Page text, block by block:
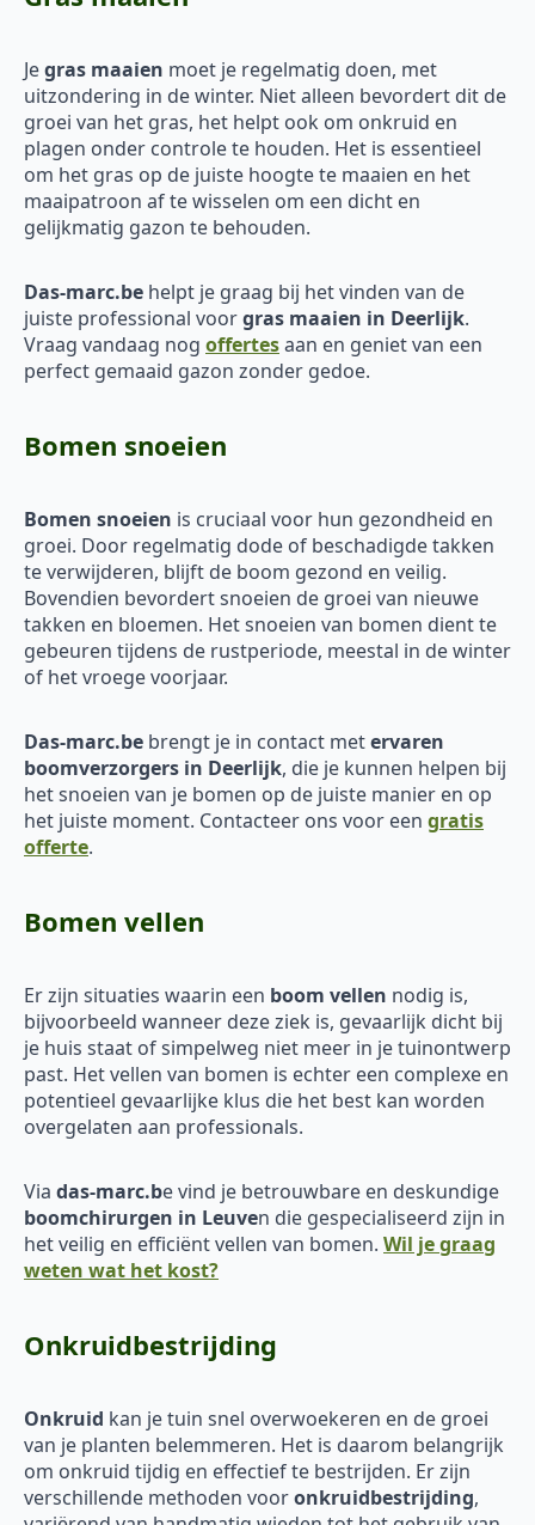
Jegras maaien moet je regelmatig doen, met
uitzondering in de winter. Niet alleen bevordert dit de
groei van het gras, het helpt ook om onkruid en
plagen onder controle te houden. Het is essentieel
om het gras op de juiste hoogte te maaien en het
maaipatroon af te wisselen om een dicht en
gelijkmatig gazon te behouden.
Das-marc.be helpt je graag bij het vinden van de
juiste professional voorgras maaien in Deerlijk.
Vraag vandaag nog offertesaan en geniet van een
perfect gemaaid gazon zonder gedoe.
Bomen snoeien
Bomen snoeien is cruciaal voor hun gezondheid en
groei. Door regelmatig dode of beschadigde takken
te verwijderen, blijft de boom gezond en veilig.
Bovendien bevordert snoeien de groei van nieuwe
takken en bloemen. Het snoeien van bomen dient te
gebeuren tijdens de rustperiode, meestal in de winter
of het vroege voorjaar.
Das-marc.be brengt je in contact metervaren
boomverzorgers in Deerlijk, die je kunnen helpen bij
het snoeien van je bomen op de juiste manier en op
het juiste moment. Contacteer ons voor een gratis
offerte.
Bomen vellen
Er zijn situaties waarin een boom vellen nodig is,
bijvoorbeeld wanneer deze ziek is, gevaarlijk dicht bij
je huis staat of simpelweg niet meer in je tuinontwerp
past. Het vellen van bomen is echter een complexe en
potentieel gevaarlijke klus die het best kan worden
overgelaten aan professionals.
Via das-marc.be vind je betrouwbare en deskundige
boomchirurgen in Leuven die gespecialiseerd zijn in
het veilig en efficiënt vellen van bomen. Wil je graag
weten wat het kost?
Onkruidbestrijding
Onkruid kan je tuin snel overwoekeren en de groei
van je planten belemmeren. Het is daarom belangrijk
om onkruid tijdig en effectief te bestrijden. Er zijn
verschillende methoden vooronkruidbestrijding,